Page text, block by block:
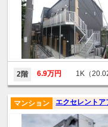
2階 6.9万円 1K（
エクセレント
マンション